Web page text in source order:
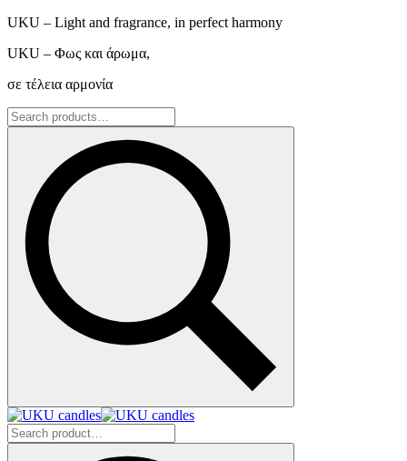
UKU – Light and fragrance, in perfect harmony
UKU – Φως και άρωμα,
σε τέλεια αρμονία